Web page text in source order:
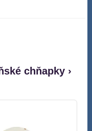
chňapky ›